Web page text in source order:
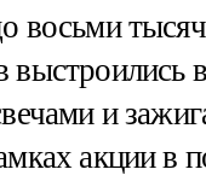
восьми тысяч
и
акции в